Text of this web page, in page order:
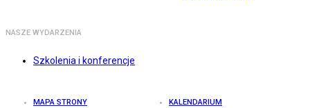
NASZE WYDARZENIA
Szkolenia i konferencje
MAPA STRONY KALENDARIUM